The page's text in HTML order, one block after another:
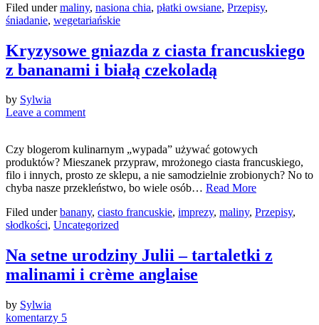
Filed undermaliny, nasiona chia, płatki owsiane, Przepisy,
śniadanie, wegetariańskie
Kryzysowe gniazda z ciasta francuskiego
z bananami i białą czekoladą
by Sylwia
Leave a comment
Czy blogerom kulinarnym „wypada” używać gotowych
produktów? Mieszanek przypraw, mrożonego ciasta francuskiego,
filo i innych, prosto ze sklepu, a nie samodzielnie zrobionych? No to
chyba nasze przekleństwo, bo wiele osób… Read More
Filed underbanany, ciasto francuskie, imprezy, maliny, Przepisy,
słodkości, Uncategorized
Na setne urodziny Julii – tartaletki z
malinami i crème anglaise
by Sylwia
komentarzy 5